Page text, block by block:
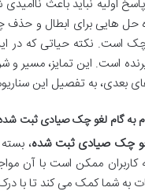
اولیه نباید باعث
حل هایی برای ابطال و حذف
است. نکته حیاتی که در
است. این تمایز، مسیر و
بعدی، به تفصیل این
به گام لغو چک صیادی ثبت
چک صیادی ثبت شده،
کاربران ممکن است با آن
به شما کمک می کند تا با